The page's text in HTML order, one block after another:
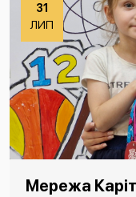
31
ЛИП
Мережа